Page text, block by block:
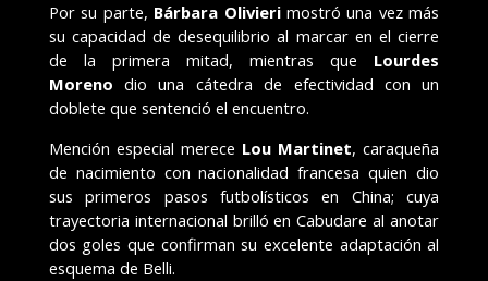
Por su parte, Bárbara Olivierimostró una vez más
su capacidad de desequilibrio al marcar en el cierre
de la primera mitad, mientras que Lourdes
Moreno dio una cátedra de efectividad con un
doblete que sentenció el encuentro.
Mención especial merece Lou Martinet, caraqueña
de nacimiento con nacionalidad francesa quien dio
sus primeros pasos futbolísticos en China; cuya
trayectoria internacional brilló en Cabudare al anotar
dos goles que confirman su excelente adaptación al
esquema de Belli.